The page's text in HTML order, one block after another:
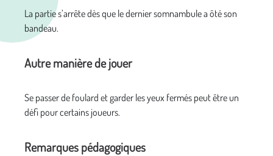
La partie s’arrête dès que le dernier somnambule a ôté son
bandeau.
Autre manière de jouer
Se passer de foulard et garder les yeux fermés peut être un
défi pour certains joueurs.
Remarques pédagogiques